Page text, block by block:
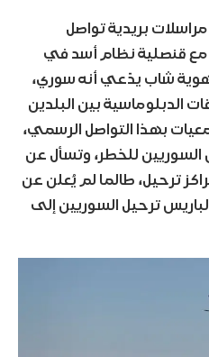
بريدية تواصل
مع قنصلية نظام أسد في
شاب يدّعي أنه سوري،
الدبلوماسية بين البلدين
الجمعيات بهذا التواصل الرسمي،
للخطر، وتسأل عن
ترحيل، طالما لم يُعلن عن
ترحيل السوريين إلى